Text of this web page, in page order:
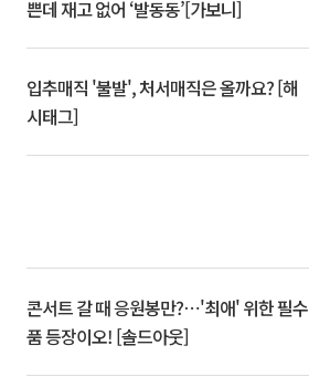
쁜데 재고 없어 ‘발동동’[가보니]
입추매직 '불발', 처서매직은 올까요? [해
시태그]
콘서트 갈 때 응원봉만?⋯'최애' 위한 필수
품 등장이오! [솔드아웃]